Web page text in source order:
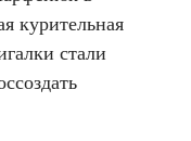
курительная
стали